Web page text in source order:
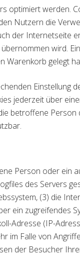
optimiert werden.
Nutzern die
der Internetseite
wird.
Warenkorb gelegt
Einstellung
jederzeit über
betroffene Person
Person oder ein
des Servers
(3) die
ein zugreifendes
Adresse (IP-
im Falle von
der Besucher